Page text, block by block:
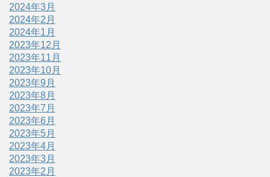
2024年3月
2024年2月
2024年1月
2023年12月
2023年11月
2023年10月
2023年9月
2023年8月
2023年7月
2023年6月
2023年5月
2023年4月
2023年3月
2023年2月